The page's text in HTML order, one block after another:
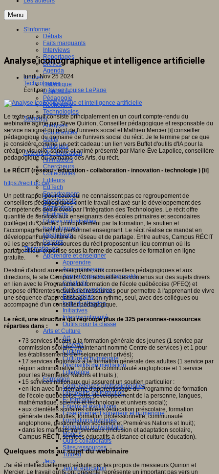
Menu
S'informer
Débats
Faits marquants
Interviews
Reportages
Brèves
Agenda
Innover
Didactique
Dispositifs
Pédagogie
Recherche
Technologies
Savoir(s)
Analyses
Conférences
Outils
Pratiques
Acteurs de l'éducation
Animateurs
Chercheurs
Collectivités
Editeurs
EdTech
Encadrement
Enseignants
Entreprises
Etudiants
Filières industrielles
Institutionnels
Médiateurs
Parents
Thématiques
Apprendre et enseigner
Apprendre
Apprentissages
Apprentissages collaboratifs
Créativité
Culture numérique
Evaluations
Individualisation
Initiatives
Interdisciplinarité
Outils pour la classe
Arts et Culture
Art
Cinéma
Culture
Culture et numérique
Dispositifs de médiation
Littérature
Formation
Compétences professionnelles
Dispositifs de formation
E- formation
Enjeux et évolutions
Enseignement supérieur et numérique
Formations hybrides
Formation universitaire
Mooc’s
Outils collaboratifs
Sites ressources
Tutorat
Jeux
Jeu et éducation
Analyse iconographique et intelligence artificielle
lundi, Nov 25 2024
Technologies
Écrit parNinon Louise LePage
Le texte qui suit consiste principalement en un court compte-rendu du
webinaire animé par Steve Quirion, Conseiller pédagogique et responsable du
service national du récit de l'univers social et Mathieu Mercier [i] conseiller
pédagogique du domaine de l'univers social du récit. Je le termine par ce que
je considère comme un petit cadeau : un lien vers Buffet d'outils d'IA pour la
création visuelle, sonore et animé présenté par Marie-Ève Lapolice, conseillère
pédagogique du domaine des Arts, du récit.
Le RÉCIT (réseau - éducation - collaboration - innovation - technologie ) [ii]
https://recit.qc.ca/
Un petit rappel pour ceux qui ne connaissent pas ce regroupement de
conseillers pédagogiques dont le travail est axé sur le développement des
Compétences des élèves par l'Intégration des Technologies. Le récit offre
quantité de services aux enseignants des écoles primaires et secondaires
(collège) du Québec, principalement par la formation, le soutien et
l'accompagnement du personnel enseignant. Le récit réalise ce mandat en
développant une culture de réseau et de partage. Entre autres, Campus RÉCIT
où les personnes-ressources du récit proposent un lieu commun où ils
partagent leur expertise sous la forme de capsules de formation en ligne
gratuite.
Destiné d'abord aux enseignants, aux conseillers pédagogiques et aux
directions, le site Campus RÉCIT accueille des contenus sur des sujets divers
en lien avec le Programme de formation de l'école québécoise (PFEQ) et
propose différentes activités et ressources pour permettre à l'apprenant de vivre
une séquence d'apprentissage à son rythme, seul, avec des collègues ou
accompagné d'un conseiller pédagogique.
Le récit, une structure qui regroupe plus de 325 personnes-ressources
réparties dans :
• 73 services locaux à la formation générale des jeunes (1 service par
commission scolaire (maintenant nommé Centre de services ) et 1 pour
les établissements d'enseignement privés);
• 17 services régionaux à la formation générale des adultes (1 service par
région administrative, 1 pour la communauté anglophone et 1 service
pour les Premières Nations et Inuits );
• 15 services nationaux qui assurent un soutien particulier :
• en lien avec un domaine d'apprentissage du Programme de formation
de l'école québécoise (arts, développement de la personne, langues,
mathématique, science et technologie et univers social);
• aux clientèles scolaires ciblées (éducation préscolaire, formation
générale des adultes, formation professionnelle, communauté
anglophone, gestionnaires scolaires et Premières Nations et Inuit);
• dans les mandats transversaux (inclusion et adaptation scolaire,
Campus RÉCIT, services éducatifs à distance et culture-éducation).
Quelques mots au sujet du webinaire
J'ai été intellectuellement séduite par les propos de messieurs Quirion et
Mercier. Le travail qu'ils ont présenté représente un important pas vers un